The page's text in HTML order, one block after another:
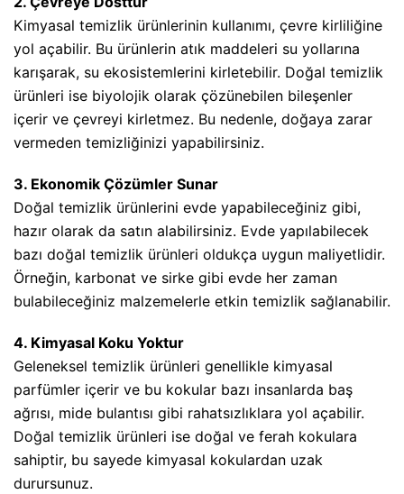
Kimyasal temizlik ürünlerinin kullanımı, çevre kirliliğine
yol açabilir. Bu ürünlerin atık maddeleri su yollarına
karışarak, su ekosistemlerini kirletebilir. Doğal temizlik
ürünleri ise biyolojik olarak çözünebilen bileşenler
içerir ve çevreyi kirletmez. Bu nedenle, doğaya zarar
vermeden temizliğinizi yapabilirsiniz.
3. Ekonomik Çözümler Sunar
Doğal temizlik ürünlerini evde yapabileceğiniz gibi,
hazır olarak da satın alabilirsiniz. Evde yapılabilecek
bazı doğal temizlik ürünleri oldukça uygun maliyetlidir.
Örneğin, karbonat ve sirke gibi evde her zaman
bulabileceğiniz malzemelerle etkin temizlik sağlanabilir.
4. Kimyasal Koku Yoktur
Geleneksel temizlik ürünleri genellikle kimyasal
parfümler içerir ve bu kokular bazı insanlarda baş
ağrısı, mide bulantısı gibi rahatsızlıklara yol açabilir.
Doğal temizlik ürünleri ise doğal ve ferah kokulara
sahiptir, bu sayede kimyasal kokulardan uzak
durursunuz.